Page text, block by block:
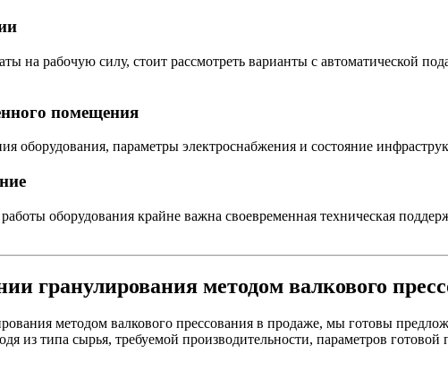
на рабочую силу, стоит рассмотреть варианты с автоматической
помещения
оборудования, параметры электроснабжения и состояние
оборудования крайне важна своевременная техническая
гранулирования методом валкового
методом валкового прессования в продаже, мы готовы
из типа сырья, требуемой производительности, параметров